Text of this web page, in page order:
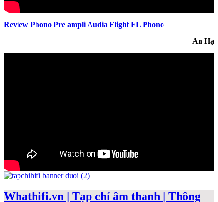
Review Phono Pre ampli Audia Flight FL Phono
An Hạ
Whathifi.vn | Tạp chí âm thanh | Thông